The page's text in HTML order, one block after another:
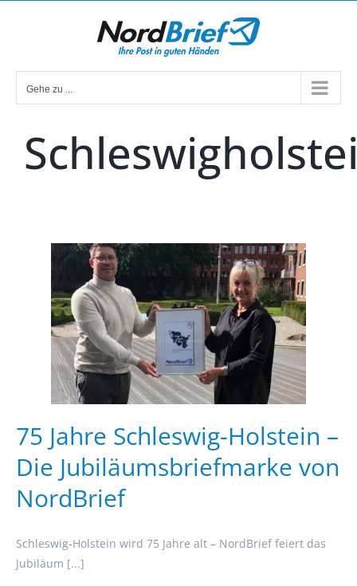
Gehe zu ...
75 Jahre Schleswig-Holstein –
Die Jubiläumsbriefmarke von
NordBrief
Schleswig-Holstein wird 75 Jahre alt – NordBrief feiert das
Jubiläum [...]